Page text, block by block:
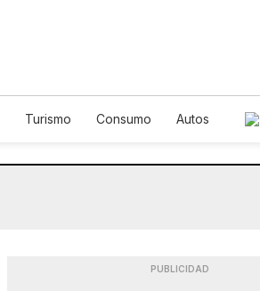
Turismo Consumo
Autos
PUBLICIDAD